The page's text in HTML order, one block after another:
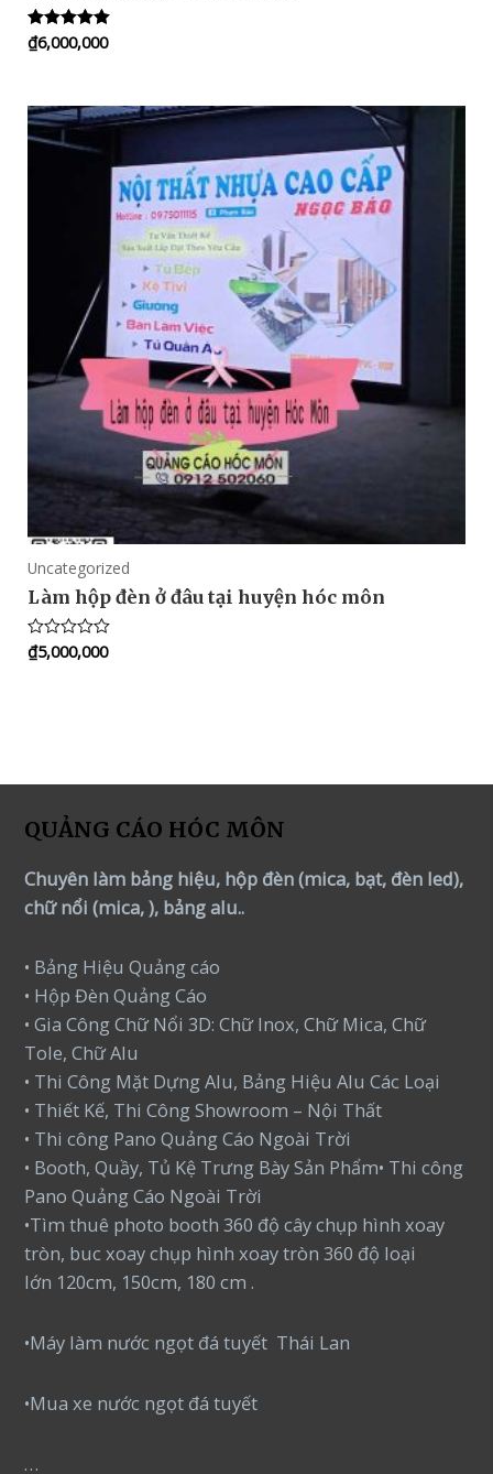
Rated
5.00
₫6,000,000
Uncategorized
Làm hộp đèn ở đâu tại huyện hóc môn
Rated
0
₫5,000,000
QUẢNG CÁO HÓC MÔN
Chuyên làm bảng hiệu, hộp đèn (mica, bạt, đèn led),
chữ nổi (mica, ), bảng alu..
• Bảng Hiệu Quảng cáo
• Hộp Đèn Quảng Cáo
• Gia Công Chữ Nổi 3D: Chữ Inox, Chữ Mica, Chữ
Tole, Chữ Alu
• Thi Công Mặt Dựng Alu, Bảng Hiệu Alu Các Loại
• Thiết Kế, Thi Công Showroom – Nội Thất
• Thi công Pano Quảng Cáo Ngoài Trời
• Booth, Quầy, Tủ Kệ Trưng Bày Sản Phẩm• Thi công
Pano Quảng Cáo Ngoài Trời
•Tìm thuê photo booth 360 độ cây chụp hình xoay
tròn, buc xoay chụp hình xoay tròn 360 độ loại
lớn 120cm, 150cm, 180 cm .
•Máy làm nước ngọt đá tuyết Thái Lan
•Mua xe nước ngọt đá tuyết
…